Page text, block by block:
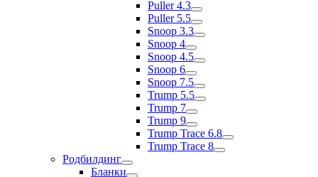
Puller 4.3
Puller 5.5
Snoop 3.3
Snoop 4
Snoop 4.5
Snoop 6
Snoop 7.5
Trump 5.5
Trump 7
Trump 9
Trump Trace 6.8
Trump Trace 8
Родбилдинг
Бланки